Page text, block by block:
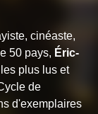
cinéaste,
50 pays, Éric-
plus lus et
de
d'exemplaires